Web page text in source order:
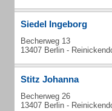
Siedel Ingeborg
Becherweg 13
13407 Berlin -
Stitz Johanna
Becherweg 26
13407 Berlin -